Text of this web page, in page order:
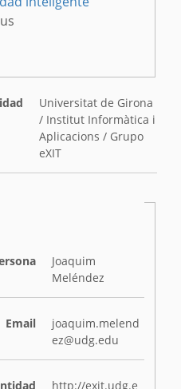
Universitat de Girona
/ Institut Informàtica i
Aplicacions / Grupo
eXIT
Joaquim
Meléndez
Email
joaquim.melend
ez@udg.edu
http://exit.udg.e